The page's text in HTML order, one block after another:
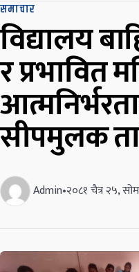
समाचार
विद्यालय
र प्रभावित
सीपमुलक
Admin•२०८१ चैत्र २५,